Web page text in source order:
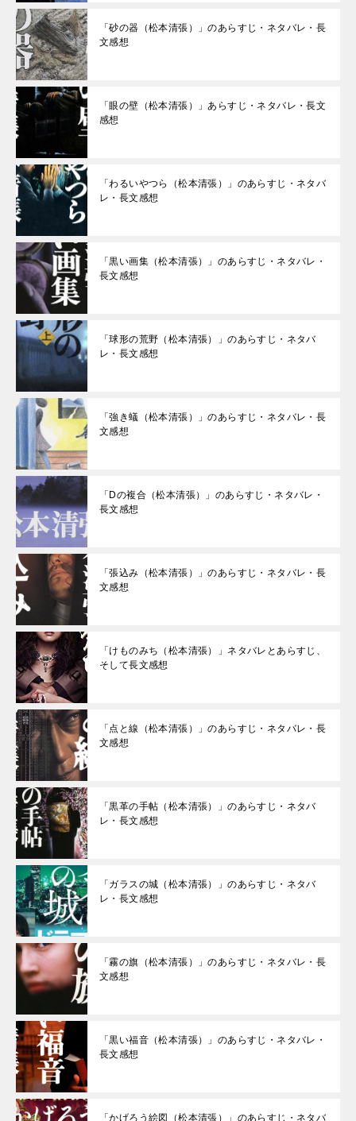
「砂の器（松本清張）」のあらすじ・ネタバレ・長
文感想
「眼の壁（松本清張）」あらすじ・ネタバレ・長文
感想
「わるいやつら（松本清張）」のあらすじ・ネタバ
レ・長文感想
「黒い画集（松本清張）」のあらすじ・ネタバレ・
長文感想
「球形の荒野（松本清張）」のあらすじ・ネタバ
レ・長文感想
「強き蟻（松本清張）」のあらすじ・ネタバレ・長
文感想
「Dの複合（松本清張）」のあらすじ・ネタバレ・
長文感想
「張込み（松本清張）」のあらすじ・ネタバレ・長
文感想
「けものみち（松本清張）」ネタバレとあらすじ、
そして長文感想
「点と線（松本清張）」のあらすじ・ネタバレ・長
文感想
「黒革の手帖（松本清張）」のあらすじ・ネタバ
レ・長文感想
「ガラスの城（松本清張）」のあらすじ・ネタバ
レ・長文感想
「霧の旗（松本清張）」のあらすじ・ネタバレ・長
文感想
「黒い福音（松本清張）」のあらすじ・ネタバレ・
長文感想
「かげろう絵図（松本清張）」のあらすじ・ネタバ